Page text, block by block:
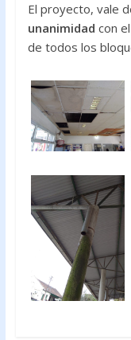
El proyecto, vale
unanimidad con
de todos los